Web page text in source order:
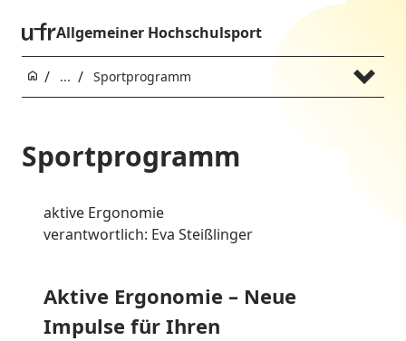
Allgemeiner Hochschulsport
... Sportprogramm
Sportprogramm
aktive Ergonomie
verantwortlich: Eva Steißlinger
Aktive Ergonomie – Neue
Impulse für Ihren